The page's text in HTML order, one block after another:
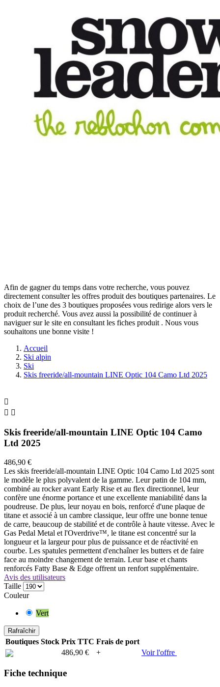
Afin de gagner du temps dans votre recherche, vous pouvez
directement consulter les offres produit des boutiques partenaires. Le
choix de l’une des 3 boutiques proposées vous redirige alors vers le
produit recherché. Vous avez aussi la possibilité de continuer à
naviguer sur le site en consultant les fiches produit . Nous vous
souhaitons une bonne visite !
Accueil
Ski alpin
Ski
Skis freeride/all-mountain LINE Optic 104 Camo Ltd 2025

 
Skis freeride/all-mountain LINE Optic 104 Camo
Ltd 2025
486,90 €
Les skis freeride/all-mountain LINE Optic 104 Camo Ltd 2025 sont
le modèle le plus polyvalent de la gamme. Leur patin de 104 mm,
combiné au rocker avant Early Rise et au flex directionnel, leur
confère une énorme portance et une excellente maniabilité dans la
poudreuse. De plus, leur noyau en bois, renforcé d'une plaque de
titane et associé à un cambre classique, leur offre une bonne tenue
de carre, beaucoup de stabilité et de contrôle à haute vitesse. Avec le
Gas Pedal Metal et l'Overdrive™, le titane est concentré sur la
longueur et la largeur pour plus de puissance et de réactivité en
courbe. Les spatules permettent d'enchaîner les butters et de faire
face au moindre changement de terrain. Leur base et chants
renforcés Fatty Base & Edge offrent un renfort supplémentaire.
Avis des utilisateurs
Taille
Couleur
Vert
Boutiques Stock Prix TTC Frais de port
486,90 €
+ Voir l'offre
Fiche technique